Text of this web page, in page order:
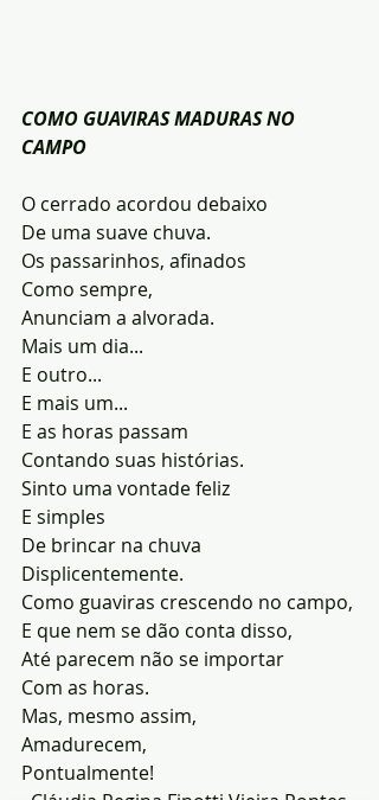
COMO GUAVIRAS MADURAS NO
CAMPO
O cerrado acordou debaixo
De uma suave chuva.
Os passarinhos, afinados
Como sempre,
Anunciam a alvorada.
Mais um dia...
E outro...
E mais um...
E as horas passam
Contando suas histórias.
Sinto uma vontade feliz
E simples
De brincar na chuva
Displicentemente.
Como guaviras crescendo no campo,
E que nem se dão conta disso,
Até parecem não se importar
Com as horas.
Mas, mesmo assim,
Amadurecem,
Pontualmente!